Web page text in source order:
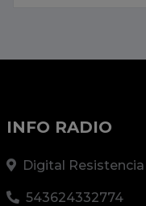
INFO RADIO
Digital Resistencia
543624332774